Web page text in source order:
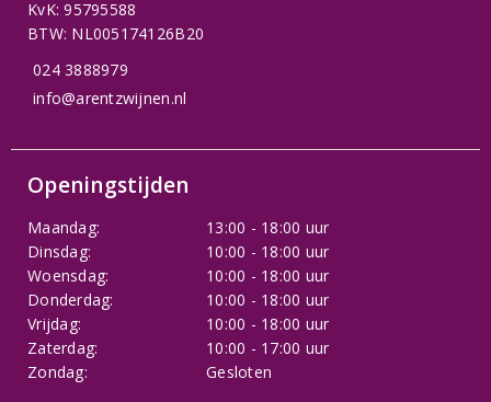
KvK: 95795588
BTW: NL005174126B20
024 3888979
info@arentzwijnen.nl
Openingstijden
Maandag:
13:00 - 18:00 uur
Dinsdag:
10:00 - 18:00 uur
Woensdag:
10:00 - 18:00 uur
Donderdag:
10:00 - 18:00 uur
Vrijdag:
10:00 - 18:00 uur
Zaterdag:
10:00 - 17:00 uur
Zondag:
Gesloten